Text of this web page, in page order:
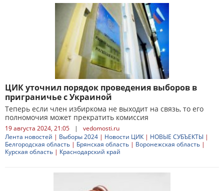
ЦИК уточнил порядок проведения выборов в
приграничье с Украиной
Теперь если член избиркома не выходит на связь, то его
полномочия может прекратить комиссия
19 августа 2024, 21:05 |
vedomosti.ru
Лента новостей | Выборы 2024 | Новости ЦИК | НОВЫЕ СУБЪЕКТЫ |
Белгородская область | Брянская область | Воронежская область |
Курская область | Краснодарский край